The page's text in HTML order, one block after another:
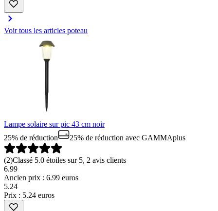
Voir tous les articles poteau
Lampe solaire sur pic 43 cm noir
25% de réduction
25% de réduction avec GAMMAplus
(2)Classé 5.0 étoiles sur 5, 2 avis clients
6.99
Ancien prix : 6.99 euros
5.24
Prix : 5.24 euros